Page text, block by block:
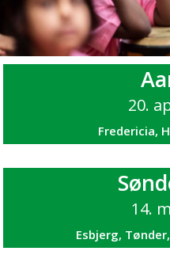
20.
Fredericia,
14.
Esbjerg,